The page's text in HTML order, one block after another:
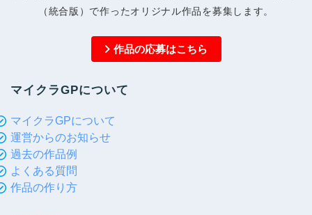
（統合版）で作ったオリジナル作品を募集します。
作品の応募はこちら
マイクラGPについて
マイクラGPについて
運営からのお知らせ
過去の作品例
よくある質問
作品の作り方